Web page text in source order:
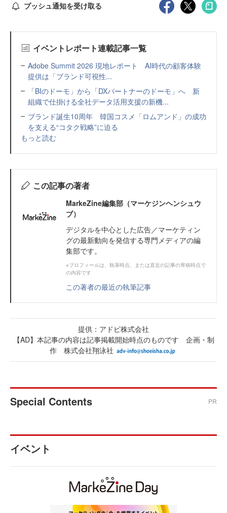
プッシュ通知を受け取る
イベントレポート連載記事一覧
Adobe Summit 2026 現地レポート AI時代の顧客体験
提供は「ブランド可視性...
「BIのドーモ」から「DXパートナーのドーモ」へ 新
組織で仕掛ける全社データ活用支援の新機...
ブランド誕生10周年 韓国コスメ「ロムアンド」の成功
を支える“コタク戦略”に迫る
もっと読む
この記事の著者
MarkeZine編集部（マーケジンヘンシュウ
ブ）
デジタルを中心とした広告／マーケティン
グの最新動向を発信する専門メディアの編
集部です。
※プロフィールは、執筆時点、または直近の記事の寄稿時点で
の内容です
この著者の最近の執筆記事
提供：アドビ株式会社
【AD】本記事の内容は記事掲載開始時点のものです 企画・制
作 株式会社翔泳社
Special Contents PR
イベント